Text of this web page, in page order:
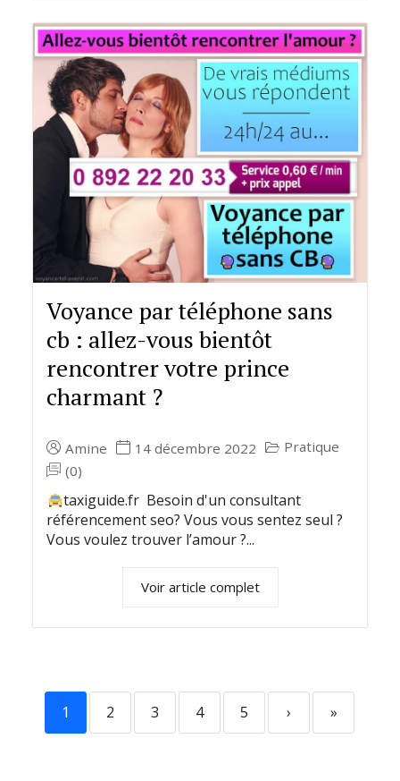
Voyance par téléphone sans
cb : allez-vous bientôt
rencontrer votre prince
charmant ?
Amine 14 décembre 2022
Pratique
(0)
taxiguide.fr Besoin d'un consultant
référencement seo? Vous vous sentez seul ?
Vous voulez trouver l’amour ?...
Voir article complet
1 2 3 4 5 › »